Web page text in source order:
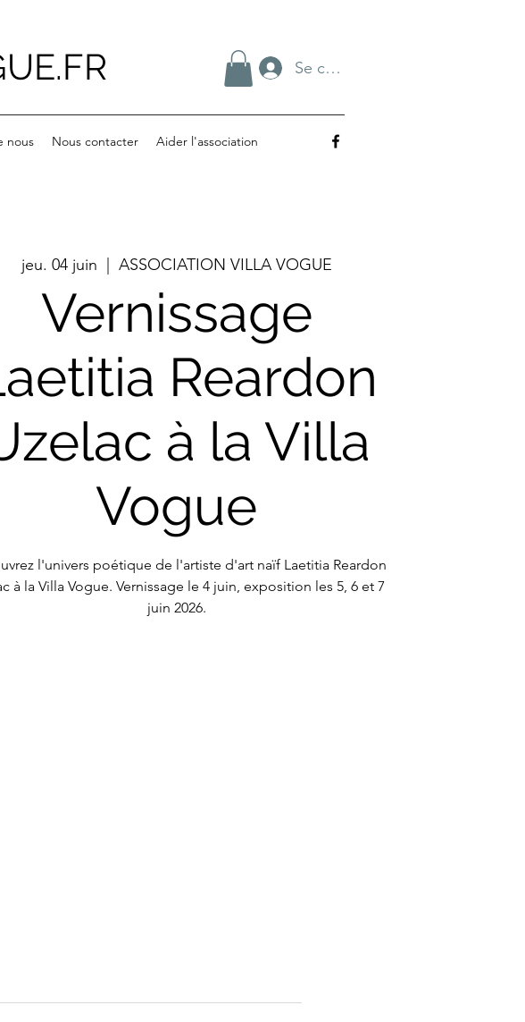
Se connecter
nous Nous contacter Aider l'association
jeu. 04 juin ASSOCIATION VILLA VOGUE
Vernissage
Reardon
à la Villa
Vogue
l'univers poétique de l'artiste d'art naïf Laetitia Reardon
à la Villa Vogue. Vernissage le 4 juin, exposition les 5, 6 et 7
juin 2026.